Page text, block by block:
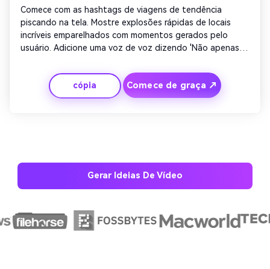
Comece com as hashtags de viagens de tendência
piscando na tela. Mostre explosões rápidas de locais
incríveis emparelhados com momentos gerados pelo
usuário. Adicione uma voz de voz dizendo 'Não apenas
cupom. Termine com um outro enérgico e claro 'reserve
agora' visual.
cópia Comece de graça ↗
Gerar Ideias De Vídeo